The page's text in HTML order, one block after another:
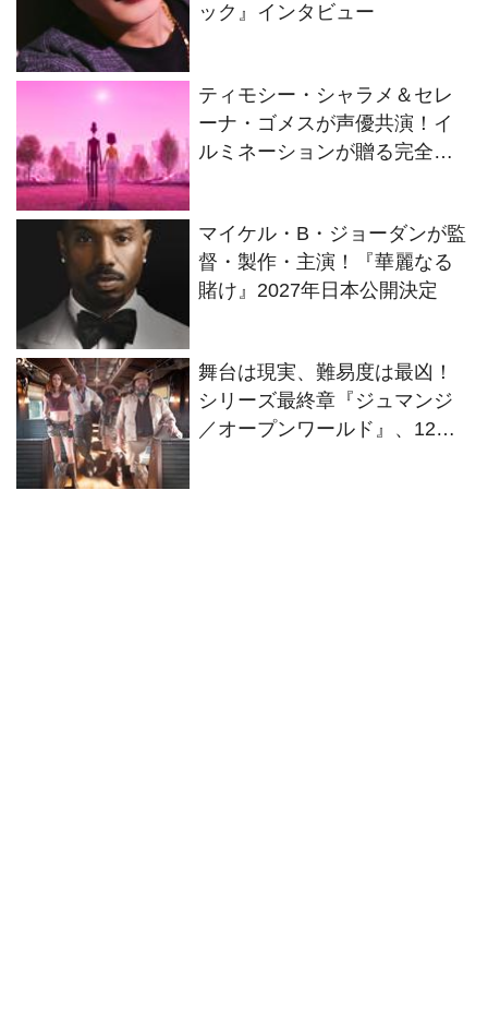
ック』インタビュー
ティモシー・シャラメ＆セレ
ーナ・ゴメスが声優共演！イ
ルミネーションが贈る完全オ
マイケル・B・ジョーダンが監
督・製作・主演！『華麗なる
賭け』2027年日本公開決定
舞台は現実、難易度は最凶！
シリーズ最終章『ジュマンジ
／オープンワールド』、12・